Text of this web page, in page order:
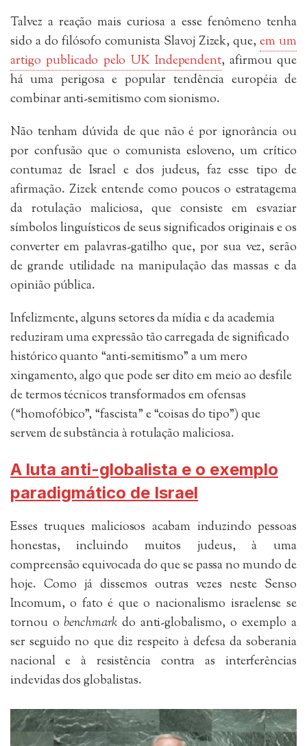
Talvez a reação mais curiosa a esse fenômeno tenha
sido a do filósofo comunista Slavoj Zizek, que,em um
artigo publicado pelo UK Independent, afirmou que
há uma perigosa e popular tendência européia de
combinar anti-semitismo com sionismo.
Não tenham dúvida de que não é por ignorância ou
por confusão que o comunista esloveno, um crítico
contumaz de Israel e dos judeus, faz esse tipo de
afirmação. Zizek entende como poucos o estratagema
da rotulação maliciosa, que consiste em esvaziar
símbolos linguísticos de seus significados originais e os
converter em palavras-gatilho que, por sua vez, serão
de grande utilidade na manipulação das massas e da
opinião pública.
Infelizmente, alguns setores da mídia e da academia
reduziram uma expressão tão carregada de significado
histórico quanto “anti-semitismo” a um mero
xingamento, algo que pode ser dito em meio ao desfile
de termos técnicos transformados em ofensas
(“homofóbico”, “fascista” e “coisas do tipo”) que
servem de substância à rotulação maliciosa.
A luta anti-globalista e o exemplo
paradigmático de Israel
Esses truques maliciosos acabam induzindo pessoas
honestas, incluindo muitos judeus, à uma
compreensão equivocada do que se passa no mundo de
hoje. Como já dissemos outras vezes neste Senso
Incomum, o fato é que o nacionalismo israelense se
tornou obenchmarkdo anti-globalismo, o exemplo a
ser seguido no que diz respeito à defesa da soberania
nacional e à resistência contra as interferências
indevidas dos globalistas.